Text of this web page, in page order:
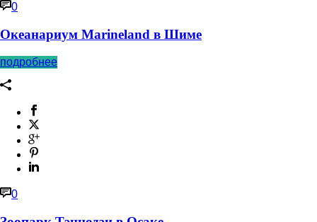
0
Океанариум Marineland в Шиме
подробнее
0